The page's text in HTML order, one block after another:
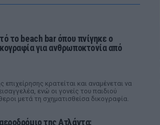
το beach bar όπου πνίγηκε ο
για ανθρωποκτονία από
επιχείρησης κρατείται και αναμένεται να
ενώ οι γονείς του παιδιού
μετά τη σχηματισθείσα δικογραφία.
της Ατλάντα: